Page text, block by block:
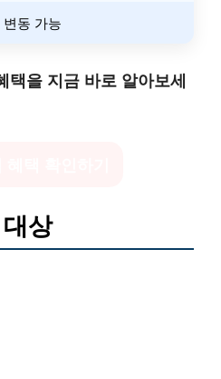
변동 가능
택을 지금 바로 알아보세
상